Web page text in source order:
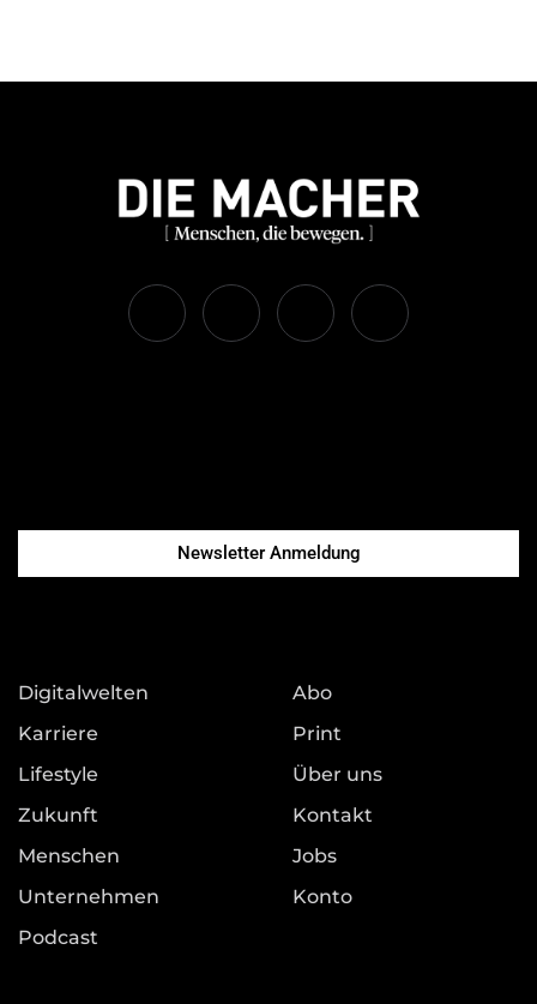
Newsletter Anmeldung
Digitalwelten
Karriere
Lifestyle
Zukunft
Menschen
Unternehmen
Podcast
Abo
Print
Über uns
Kontakt
Jobs
Konto